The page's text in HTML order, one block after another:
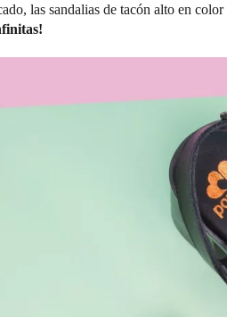
las sandalias de tacón alto en